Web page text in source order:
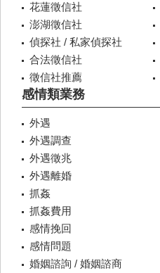
花蓮徵信社
澎湖徵信社
偵探社 / 私家偵探社
合法徵信社
徵信社推薦
感情類業務
外遇
外遇調查
外遇徵兆
外遇離婚
抓姦
抓姦費用
感情挽回
感情問題
婚姻諮詢 / 婚姻諮商